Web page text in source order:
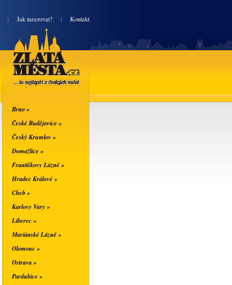
| Jak inzerovat? | Kontakt
Zlatá města
... to nejlepší z
českých měst
Brno »
České Budějovice »
Český Krumlov »
Domažlice »
Františkovy Lázně »
Hradec Králové »
Cheb »
Karlovy Vary »
Liberec »
Mariánské Lázně »
Olomouc »
Ostrava »
Pardubice »